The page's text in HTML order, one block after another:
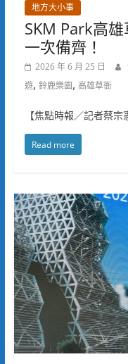
地方大小事
SKM Park高
一次備齊！
2026 年 6 月 25 日
遊, 鈴鹿樂園, 高雄草衙
【焦點時報／記者蔡
Read more